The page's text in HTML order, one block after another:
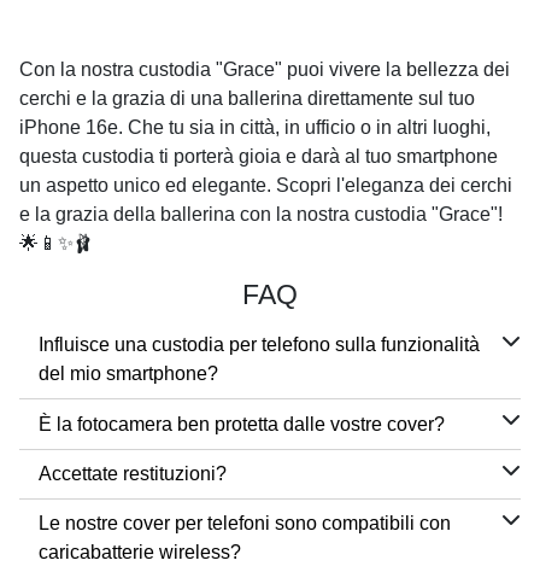
Con la nostra custodia "Grace" puoi vivere la bellezza dei
cerchi e la grazia di una ballerina direttamente sul tuo
iPhone 16e. Che tu sia in città, in ufficio o in altri luoghi,
questa custodia ti porterà gioia e darà al tuo smartphone
un aspetto unico ed elegante. Scopri l'eleganza dei cerchi
e la grazia della ballerina con la nostra custodia "Grace"!
🌟📱✨🩰
FAQ
Influisce una custodia per telefono sulla funzionalità
del mio smartphone?
È la fotocamera ben protetta dalle vostre cover?
Accettate restituzioni?
Le nostre cover per telefoni sono compatibili con
caricabatterie wireless?